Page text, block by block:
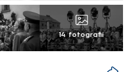
14 fotografií